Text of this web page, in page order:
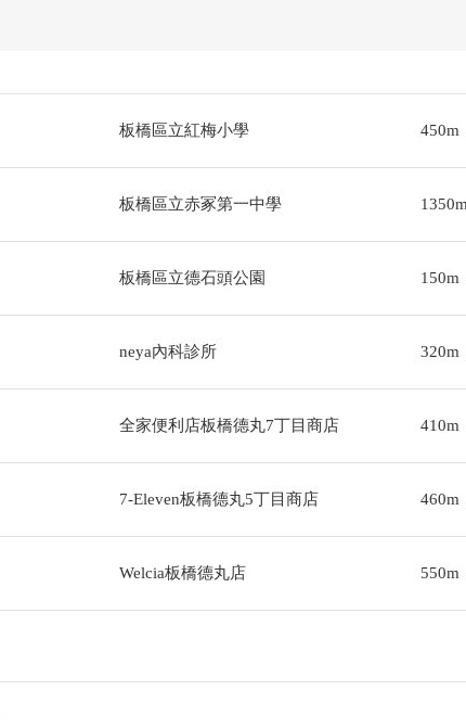
板橋區立紅梅小學 450m
板橋區立赤冢第一中學
板橋區立德石頭公園 150m
neya內科診所 320m
全家便利店板橋德丸7丁目商店 410m
7-Eleven板橋德丸5丁目商店 460m
Welcia板橋德丸店 550m